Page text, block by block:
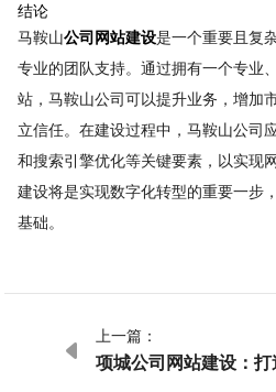
结论
马鞍山公司网站建设是一个重要且复
专业的团队支持。通过拥有一个专业
站，马鞍山公司可以提升业务，增加
立信任。在建设过程中，马鞍山公司
和搜索引擎优化等关键要素，以实现
建设将是实现数字化转型的重要一步
基础。

上一篇：
项城公司网站建设：